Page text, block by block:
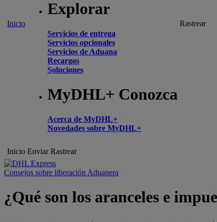
Inicio
Explorar
Servicios de entrega
Servicios opcionales
Servicios de Aduana
Recargos
Soluciones
MyDHL+ Conozca
Acerca de MyDHL+
Novedades sobre MyDHL+
Rastrear
Inicio Enviar Rastrear
Consejos sobre liberación Aduanera
¿Qué son los aranceles e